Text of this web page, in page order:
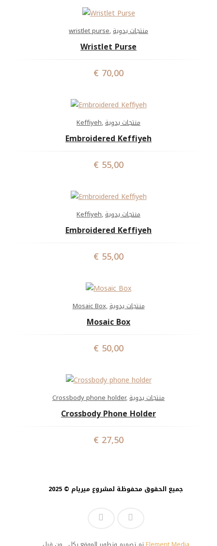
wristlet purse,منتجات يدوية
Wristlet Purse
€ 70,00
Keffiyeh,منتجات يدوية
Embroidered Keffiyeh
€ 55,00
Keffiyeh,منتجات يدوية
Embroidered Keffiyeh
€ 55,00
Mosaic Box,منتجات يدوية
Mosaic Box
€ 50,00
Crossbody phone holder,منتجات يدوية
Crossbody Phone Holder
€ 27,50
جميع الحقوق محفوظة لمشروع ميريام © 2025